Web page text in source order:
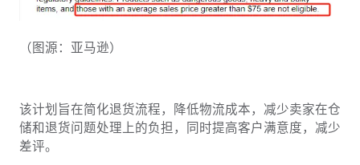
（图源：亚马逊）
该计划旨在简化退货流程，降低物流成本，减少卖家在仓
储和退货问题处理上的负担，同时提高客户满意度，减少
差评。